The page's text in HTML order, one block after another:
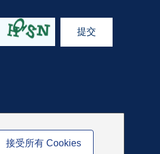
接受所有 Cookies